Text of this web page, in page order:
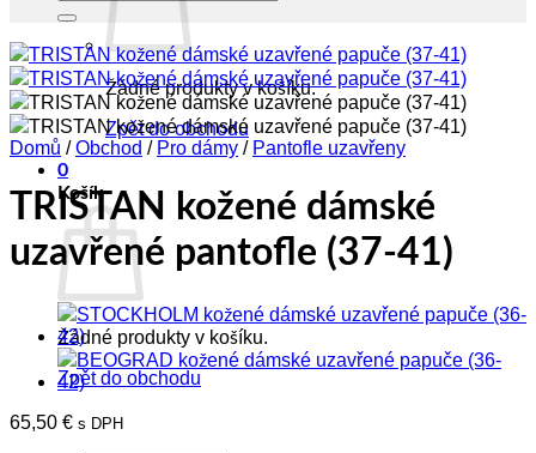
Žádné produkty v košíku.
Zpět do obchodu
0
Košík
Žádné produkty v košíku.
Zpět do obchodu
Domů / Obchod / Pro dámy / Pantofle uzavřeny
TRISTAN kožené dámské
uzavřené pantofle (37-41)
65,50 € s DPH